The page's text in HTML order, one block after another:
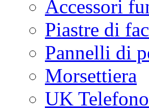
Accessori
Piastre di
Pannelli di
Morsettiera
UK